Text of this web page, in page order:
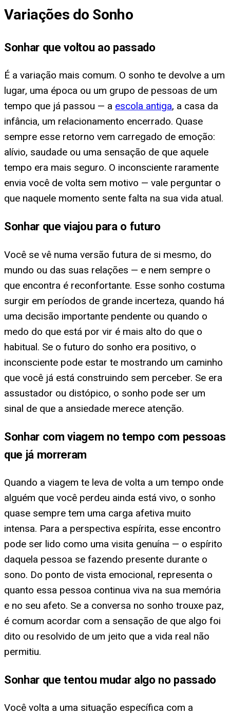
Variações do Sonho
Sonhar que voltou ao passado
É a variação mais comum. O sonho te devolve a um
lugar, uma época ou um grupo de pessoas de um
tempo que já passou — a escola antiga, a casa da
infância, um relacionamento encerrado. Quase
sempre esse retorno vem carregado de emoção:
alívio, saudade ou uma sensação de que aquele
tempo era mais seguro. O inconsciente raramente
envia você de volta sem motivo — vale perguntar o
que naquele momento sente falta na sua vida atual.
Sonhar que viajou para o futuro
Você se vê numa versão futura de si mesmo, do
mundo ou das suas relações — e nem sempre o
que encontra é reconfortante. Esse sonho costuma
surgir em períodos de grande incerteza, quando há
uma decisão importante pendente ou quando o
medo do que está por vir é mais alto do que o
habitual. Se o futuro do sonho era positivo, o
inconsciente pode estar te mostrando um caminho
que você já está construindo sem perceber. Se era
assustador ou distópico, o sonho pode ser um
sinal de que a ansiedade merece atenção.
Sonhar com viagem no tempo com pessoas
que já morreram
Quando a viagem te leva de volta a um tempo onde
alguém que você perdeu ainda está vivo, o sonho
quase sempre tem uma carga afetiva muito
intensa. Para a perspectiva espírita, esse encontro
pode ser lido como uma visita genuína — o espírito
daquela pessoa se fazendo presente durante o
sono. Do ponto de vista emocional, representa o
quanto essa pessoa continua viva na sua memória
e no seu afeto. Se a conversa no sonho trouxe paz,
é comum acordar com a sensação de que algo foi
dito ou resolvido de um jeito que a vida real não
permitiu.
Sonhar que tentou mudar algo no passado
Você volta a uma situação específica com a